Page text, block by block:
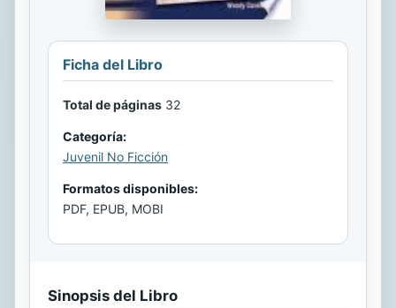
Ficha del Libro
Total de páginas 32
Categoría:
Juvenil No Ficción
Formatos disponibles:
PDF, EPUB, MOBI
Sinopsis del Libro